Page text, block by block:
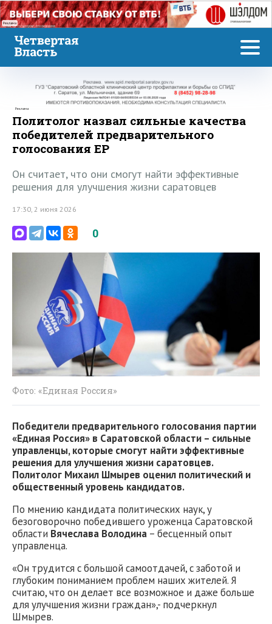
Реклама
Реклама
Политолог назвал сильные качества
победителей предварительного
голосования ЕР
Он считает, что они смогут найти эффективные
решения для улучшения жизни саратовцев
17:30, 2 июня 2026
0
Фото: «Единая Россия»
Победители предварительного голосования партии
«Единая Россия» в Саратовской области – сильные
управленцы, которые смогут найти эффективные
решения для улучшения жизни саратовцев.
Политолог Михаил Шмырев оценил политический и
общественный уровень кандидатов.
По мнению кандидата политических наук, у
безоговорочно победившего уроженца Саратовской
области Вячеслава Володина – бесценный опыт
управленца.
«Он трудится с большой самоотдачей, с заботой и
глубоким пониманием проблем наших жителей. Я
считаю, что он делает все возможное и даже больше
для улучшения жизни граждан»,- подчеркнул
Шмырев.